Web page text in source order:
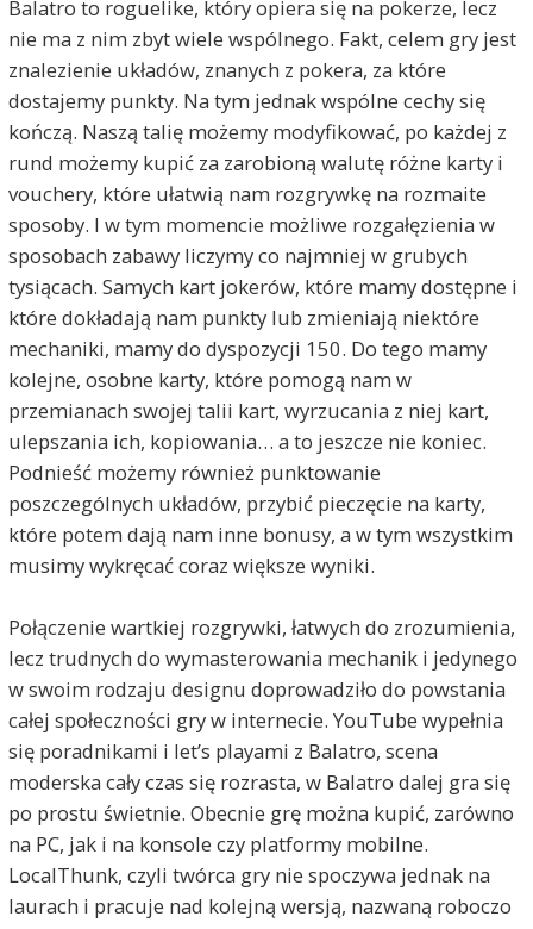
Balatro to roguelike, który opiera się na pokerze, lecz
nie ma z nim zbyt wiele wspólnego. Fakt, celem gry jest
znalezienie układów, znanych z pokera, za które
dostajemy punkty. Na tym jednak wspólne cechy się
kończą. Naszą talię możemy modyfikować, po każdej z
rund możemy kupić za zarobioną walutę różne karty i
vouchery, które ułatwią nam rozgrywkę na rozmaite
sposoby. I w tym momencie możliwe rozgałęzienia w
sposobach zabawy liczymy co najmniej w grubych
tysiącach. Samych kart jokerów, które mamy dostępne i
które dokładają nam punkty lub zmieniają niektóre
mechaniki, mamy do dyspozycji 150. Do tego mamy
kolejne, osobne karty, które pomogą nam w
przemianach swojej talii kart, wyrzucania z niej kart,
ulepszania ich, kopiowania… a to jeszcze nie koniec.
Podnieść możemy również punktowanie
poszczególnych układów, przybić pieczęcie na karty,
które potem dają nam inne bonusy, a w tym wszystkim
musimy wykręcać coraz większe wyniki.
Połączenie wartkiej rozgrywki, łatwych do zrozumienia,
lecz trudnych do wymasterowania mechanik i jedynego
w swoim rodzaju designu doprowadziło do powstania
całej społeczności gry w internecie. YouTube wypełnia
się poradnikami i let’s playami z Balatro, scena
moderska cały czas się rozrasta, w Balatro dalej gra się
po prostu świetnie. Obecnie grę można kupić, zarówno
na PC, jak i na konsole czy platformy mobilne.
LocalThunk, czyli twórca gry nie spoczywa jednak na
laurach i pracuje nad kolejną wersją, nazwaną roboczo